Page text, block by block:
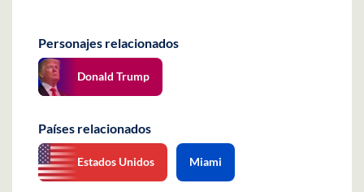
Personajes relacionados
Donald Trump
Países relacionados
Estados Unidos Miami